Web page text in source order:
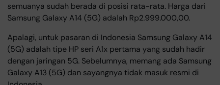
semuanya sudah berada di posisi rata-rata. Harga dari
Samsung Galaxy A14 (5G) adalah Rp2.999.000,00.
Apalagi, untuk pasaran di Indonesia Samsung Galaxy A14
(5G) adalah tipe HP seri A1x pertama yang sudah hadir
dengan jaringan 5G. Sebelumnya, memang ada Samsung
Galaxy A13 (5G) dan sayangnya tidak masuk resmi di